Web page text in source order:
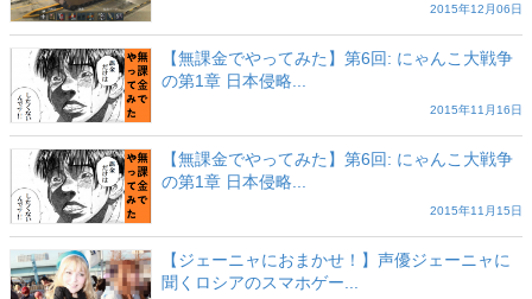
2015年12月06日
【無課金でやってみた】第6回: にゃんこ大戦争
の第1章 日本侵略...
2015年11月16日
【無課金でやってみた】第6回: にゃんこ大戦争
の第1章 日本侵略...
2015年11月15日
【ジェーニャにおまかせ！】声優ジェーニャに
聞くロシアのスマホゲー...